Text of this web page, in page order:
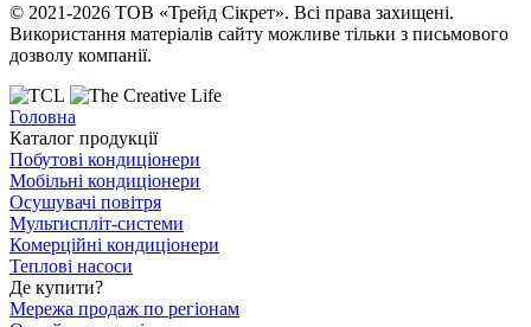
© 2021-2026 ТОВ «Трейд Сікрет». Всі права захищені.
Використання матеріалів сайту можливе тільки з письмового
дозволу компанії.
Головна
Каталог продукції
Побутові кондиціонери
Мобільні кондиціонери
Осушувачі повітря
Мультиспліт-системи
Комерційні кондиціонери
Теплові насоси
Де купити?
Мережа продаж по регіонам